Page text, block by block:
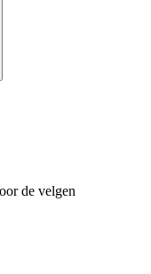
de velgen